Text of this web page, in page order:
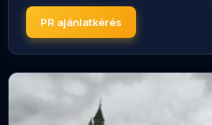
PR ajánlatkérés